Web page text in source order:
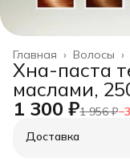
Волосы ›
Главная ›
Хна-паста
маслами,
1 300 ₽1 956 ₽−
Доставка